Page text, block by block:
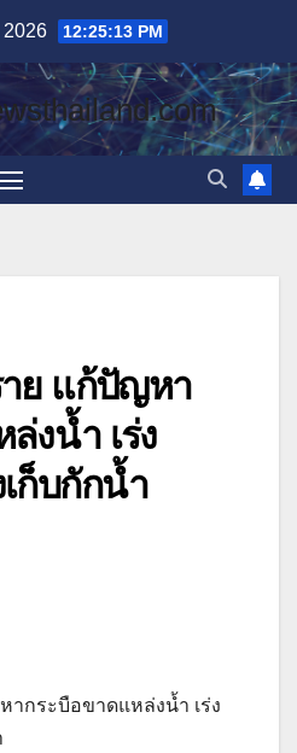
12:25:14 PM
ย แก้ปัญหา
งน้ำ เร่ง
ก็บกักน้ำ
ากระบือขาดแหล่งน้ำ เร่ง